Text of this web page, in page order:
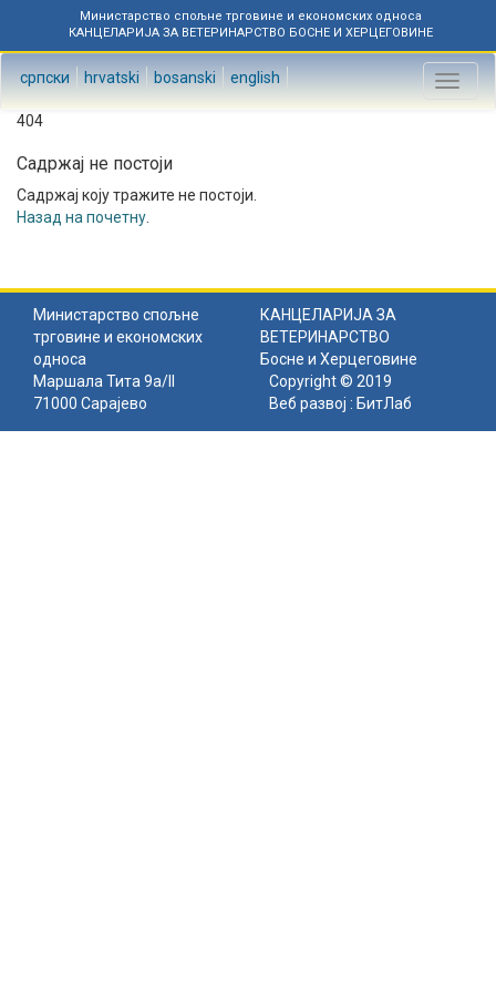
Министарство спољне трговине и економских односа
КАНЦЕЛАРИЈА ЗА ВЕТЕРИНАРСТВО БОСНЕ И ХЕРЦЕГОВИНЕ
српски hrvatski bosanski english
Toggle
404
Садржај не постоји
Садржај коју тражите не постоји.
Назад на почетну
Министарство спољне
трговине и економских
односа
КАНЦЕЛАРИЈА ЗА
ВЕТЕРИНАРСТВО
Босне и Херцеговине
Маршала Тита 9а/II
71000 Сарајево
Copyright © 2019
Веб развој : БитЛаб